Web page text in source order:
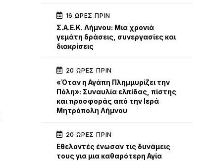
16 ΏΡΕΣ ΠΡΙΝ
Σ.Α.Ε.Κ. Λήμνου: Μια χρονιά
γεμάτη δράσεις, συνεργασίες και
διακρίσεις
20 ΏΡΕΣ ΠΡΙΝ
«Όταν η Αγάπη Πλημμυρίζει την
Πόλη»: Συναυλία ελπίδας, πίστης
και προσφοράς από την Ιερά
Μητρόπολη Λήμνου
20 ΏΡΕΣ ΠΡΙΝ
Εθελοντές ένωσαν τις δυνάμεις
τους για μια καθαρότερη Αγία